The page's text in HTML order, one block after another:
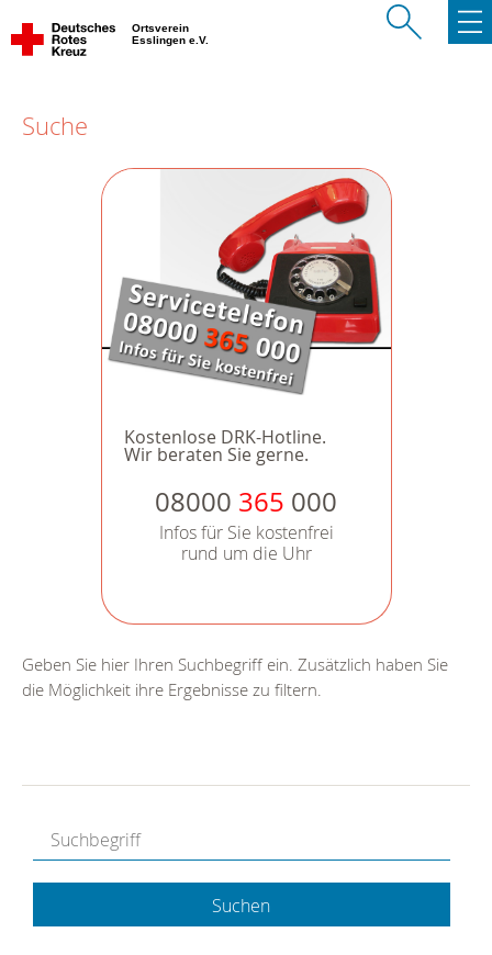
Ortsverein
Esslingen e.V.
Suche
Kostenlose DRK-Hotline.
Wir beraten Sie gerne.
08000 365 000
Infos für Sie kostenfrei
rund um die Uhr
Geben Sie hier Ihren Suchbegriff ein. Zusätzlich haben Sie
die Möglichkeit ihre Ergebnisse zu filtern.
Suchen